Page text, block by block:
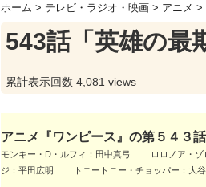
ホーム > テレビ・ラジオ・映画 > アニメ >
543話「英雄の最
累計表示回数 4,081 views
アニメ『ワンピース』の第５４３
モンキー・D・ルフィ：田中真弓 ロロノア
ジ：平田広明 トニートニー・チョッパー：